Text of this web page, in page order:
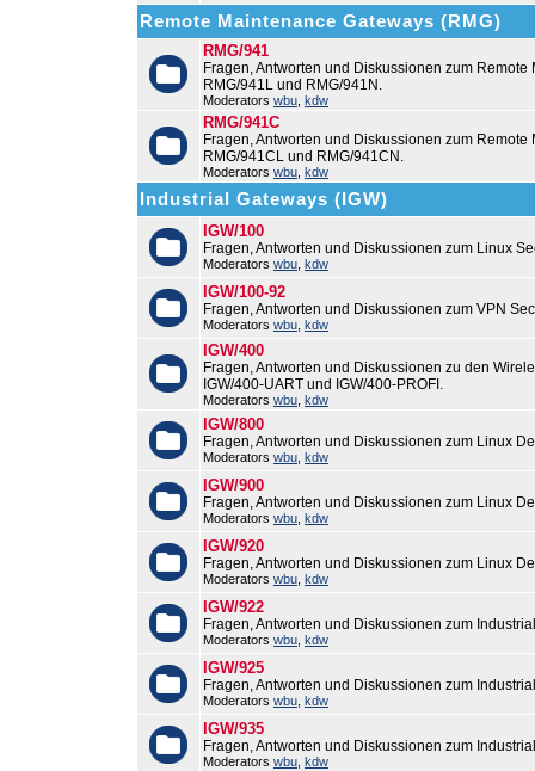
Remote Maintenance Gateways (RMG)
RMG/941
Fragen, Antworten und Diskussionen zum
RMG/941L und RMG/941N.
Moderators wbu kdw
RMG/941C
Fragen, Antworten und Diskussionen zum
RMG/941CL und RMG/941CN.
Moderators wbu kdw
Industrial Gateways (IGW)
IGW/100
Fragen, Antworten und Diskussionen zum Linux
Moderators wbu kdw
IGW/100-92
Fragen, Antworten und Diskussionen zum VPN
Moderators wbu kdw
IGW/400
Fragen, Antworten und Diskussionen zu den
IGW/400-UART und IGW/400-PROFI.
Moderators wbu kdw
IGW/800
Fragen, Antworten und Diskussionen zum Linux
Moderators wbu kdw
IGW/900
Fragen, Antworten und Diskussionen zum Linux
Moderators wbu kdw
IGW/920
Fragen, Antworten und Diskussionen zum Linux
Moderators wbu kdw
IGW/922
Fragen, Antworten und Diskussionen zum
Moderators wbu kdw
IGW/925
Fragen, Antworten und Diskussionen zum
Moderators wbu kdw
IGW/935
Fragen, Antworten und Diskussionen zum
Moderators wbu kdw